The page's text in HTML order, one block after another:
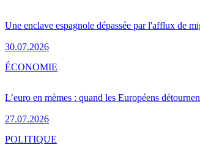
Une enclave espagnole dépassée par l'afflux de
30.07.2026
L’euro en mèmes : quand les Européens
27.07.2026
ÉCONOMIE
POLITIQUE